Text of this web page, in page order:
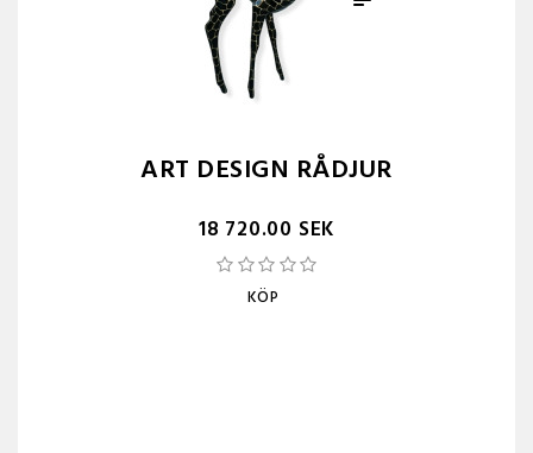
ART DESIGN RÅDJUR
18 720.00 SEK
KÖP